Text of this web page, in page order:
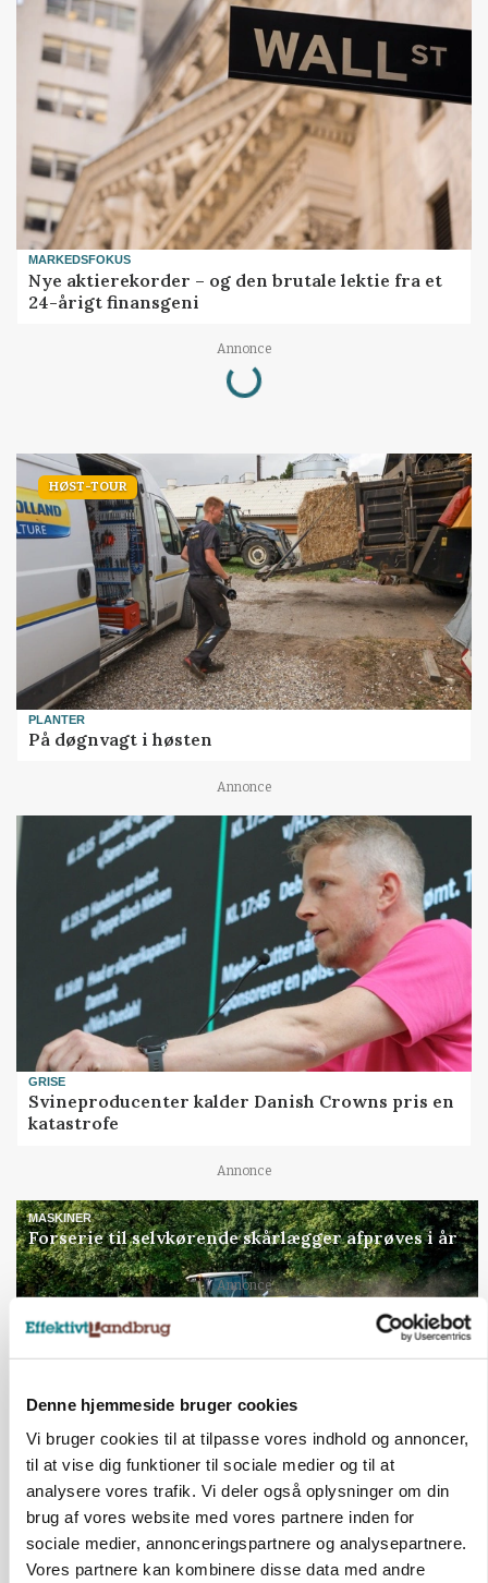
Denne hjemmeside bruger cookies
Vi bruger cookies til at tilpasse vores indhold og annoncer,
til at vise dig funktioner til sociale medier og til at
analysere vores trafik. Vi deler også oplysninger om din
brug af vores website med vores partnere inden for
sociale medier, annonceringspartnere og analysepartnere.
Vores partnere kan kombinere disse data med andre
MARKEDSFOKUS
Nye aktierekorder – og den brutale lektie fra et
24-årigt finansgeni
Annonce
Loading...
HØST-TOUR
PLANTER
På døgnvagt i høsten
Annonce
GRISE
Svineproducenter kalder Danish Crowns pris en
katastrofe
Annonce
MASKINER
Forserie til selvkørende skårlægger afprøves i år
Annonce
Loading...